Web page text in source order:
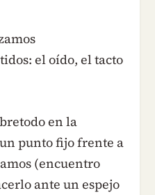
el oído, el tacto
en la
punto fijo frente a
(encuentro
ante un espejo